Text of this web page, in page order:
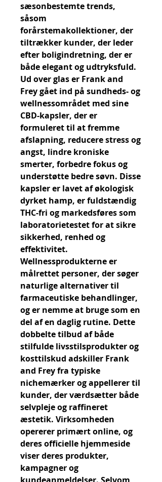
sæsonbestemte trends,
såsom
forårstemakollektioner, der
tiltrækker kunder, der leder
efter boligindretning, der er
både elegant og udtryksfuld.
Ud over glas er Frank and
Frey gået ind på sundheds- og
wellnessområdet med sine
CBD-kapsler, der er
formuleret til at fremme
afslapning, reducere stress og
angst, lindre kroniske
smerter, forbedre fokus og
understøtte bedre søvn. Disse
kapsler er lavet af økologisk
dyrket hamp, er fuldstændig
THC-fri og markedsføres som
laboratorietestet for at sikre
sikkerhed, renhed og
effektivitet.
Wellnessprodukterne er
målrettet personer, der søger
naturlige alternativer til
farmaceutiske behandlinger,
og er nemme at bruge som en
del af en daglig rutine. Dette
dobbelte tilbud af både
stilfulde livsstilsprodukter og
kosttilskud adskiller Frank
and Frey fra typiske
nichemærker og appellerer til
kunder, der værdsætter både
selvpleje og raffineret
æstetik. Virksomheden
opererer primært online, og
deres officielle hjemmeside
viser deres produkter,
kampagner og